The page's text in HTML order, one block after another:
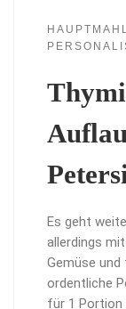
Es geht
allerdings
Gemüse und
ordentliche
für 1 Portion